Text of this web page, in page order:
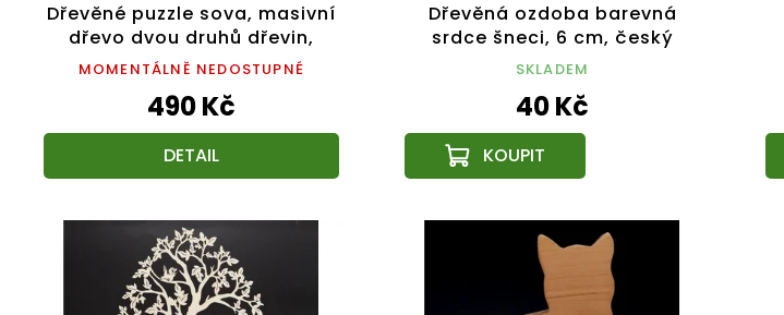
Dřevěné puzzle sova, masivní
dřevo dvou druhů dřevin,
18x13 cm
MOMENTÁLNĚ NEDOSTUPNÉ
490 Kč
DETAIL
Dřevěná ozdoba barevná
srdce šneci, 6 cm, český
výrobek
SKLADEM
40 Kč